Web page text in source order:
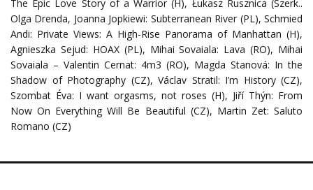
The Epic Love Story of a Warrior (H), Łukasz Rusznica (Szerk..
Olga Drenda, Joanna Jopkiewi: Subterranean River (PL), Schmied
Andi: Private Views: A High-Rise Panorama of Manhattan (H),
Agnieszka Sejud: HOAX (PL), Mihai Sovaiala: Lava (RO), Mihai
Sovaiala – Valentin Cernat: 4m3 (RO), Magda Stanová: In the
Shadow of Photography (CZ), Václav Stratil: I’m History (CZ),
Szombat Éva: I want orgasms, not roses (H), Jiří Thýn: From
Now On Everything Will Be Beautiful (CZ), Martin Zet: Saluto
Romano (CZ)